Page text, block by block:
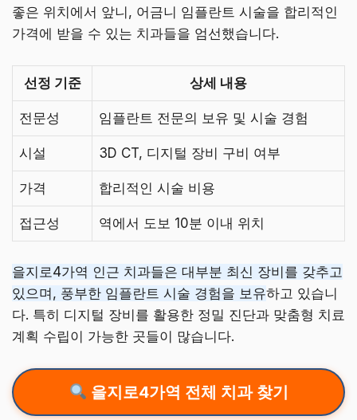
좋은 위치에서 앞니, 어금니 임플란트 시술을 합리적인
가격에 받을 수 있는 치과들을 엄선했습니다.
선정 기준 상세 내용
전문성 임플란트 전문의 보유 및 시술 경험
시설 3D CT, 디지털 장비 구비 여부
가격 합리적인 시술 비용
접근성 역에서 도보 10분 이내 위치
을지로4가역 인근 치과들은 대부분 최신 장비를 갖추고
있으며, 풍부한 임플란트 시술 경험을 보유하고 있습니
다. 특히 디지털 장비를 활용한 정밀 진단과 맞춤형 치료
계획 수립이 가능한 곳들이 많습니다.
을지로4가역 전체 치과 찾기